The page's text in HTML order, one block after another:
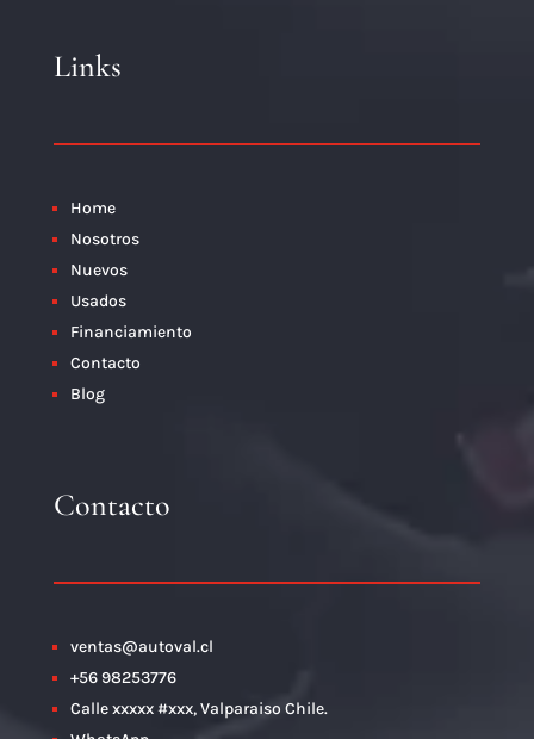
Links
Home
Nosotros
Nuevos
Usados
Financiamiento
Contacto
Blog
Contacto
ventas@autoval.cl
+56 98253776
Calle xxxxx #xxx, Valparaiso Chile.